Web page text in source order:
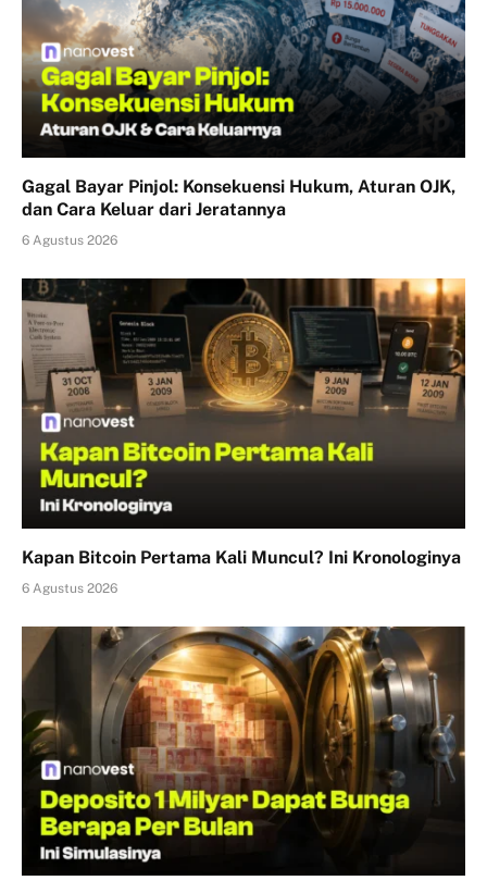
Gagal Bayar Pinjol: Konsekuensi Hukum, Aturan OJK,
dan Cara Keluar dari Jeratannya
6 Agustus 2026
Kapan Bitcoin Pertama Kali Muncul? Ini Kronologinya
6 Agustus 2026